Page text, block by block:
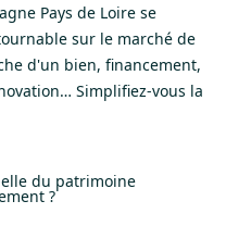
Pays de Loire se
sur le marché de
d'un bien, financement,
Simplifiez-vous la
du patrimoine
?